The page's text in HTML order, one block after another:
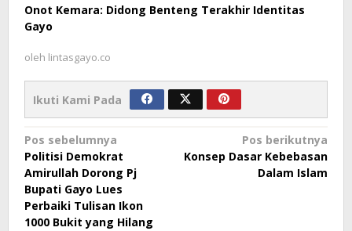
Onot Kemara: Didong Benteng Terakhir Identitas
Gayo
oleh lintasgayo.co
Ikuti Kami Pada
Navigasi
pos
Pos sebelumnya
Politisi Demokrat
Amirullah Dorong Pj
Bupati Gayo Lues
Perbaiki Tulisan Ikon
1000 Bukit yang Hilang
Pos berikutnya
Konsep Dasar Kebebasan
Dalam Islam